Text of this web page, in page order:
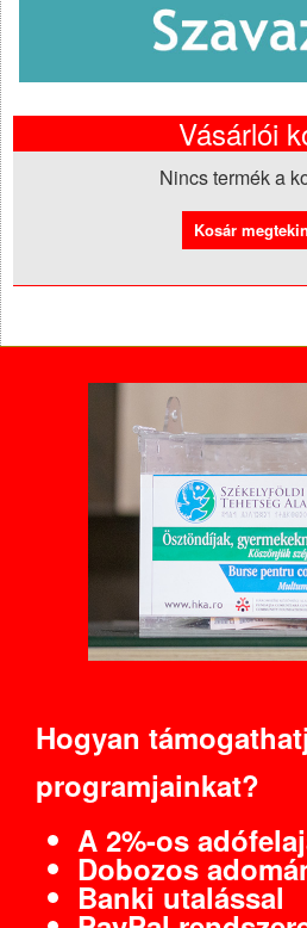
Vásárlói
Nincs termék a
Hogyan
programjainkat?
A 2%-os
Dobozos
Banki utalással